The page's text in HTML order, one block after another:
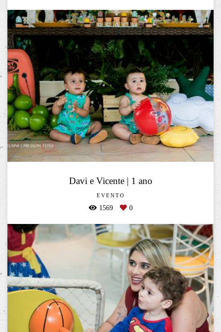
Davi e Vicente | 1 ano
EVENTO
1569 0